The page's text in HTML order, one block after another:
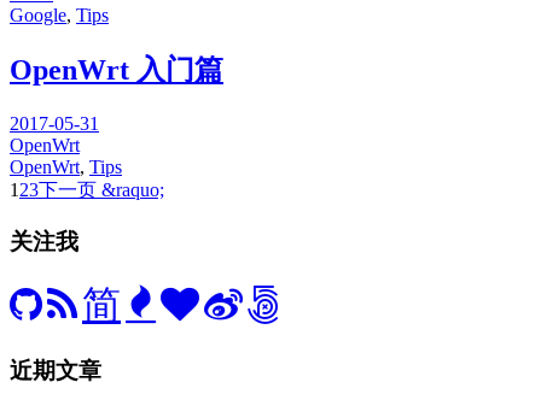
Google, Tips
OpenWrt 入门篇
2017-05-31
OpenWrt
OpenWrt, Tips
1 23下一页 &raquo;
关注我
简
近期文章